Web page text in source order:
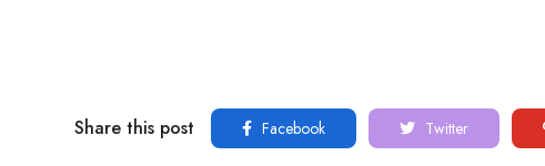
Share this post Facebook Twitter